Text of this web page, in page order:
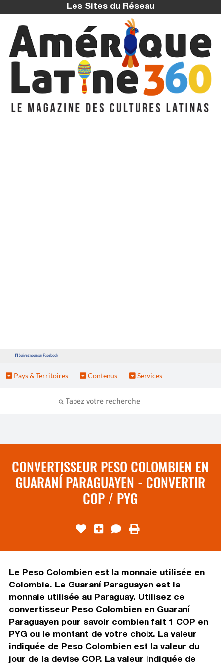
Les Sites du Réseau
Suivez nous sur Facebook
Pays & Territoires Contenus Services
CONVERTISSEUR PESO COLOMBIEN EN
GUARANÍ PARAGUAYEN - CONVERTIR
COP / PYG
Le Peso Colombien est la monnaie utilisée en
Colombie. Le Guaraní Paraguayen est la
monnaie utilisée au Paraguay. Utilisez ce
convertisseur Peso Colombien en Guaraní
Paraguayen pour savoir combien fait 1 COP en
PYG ou le montant de votre choix. La valeur
indiquée de Peso Colombien est la valeur du
jour de la devise COP. La valeur indiquée de